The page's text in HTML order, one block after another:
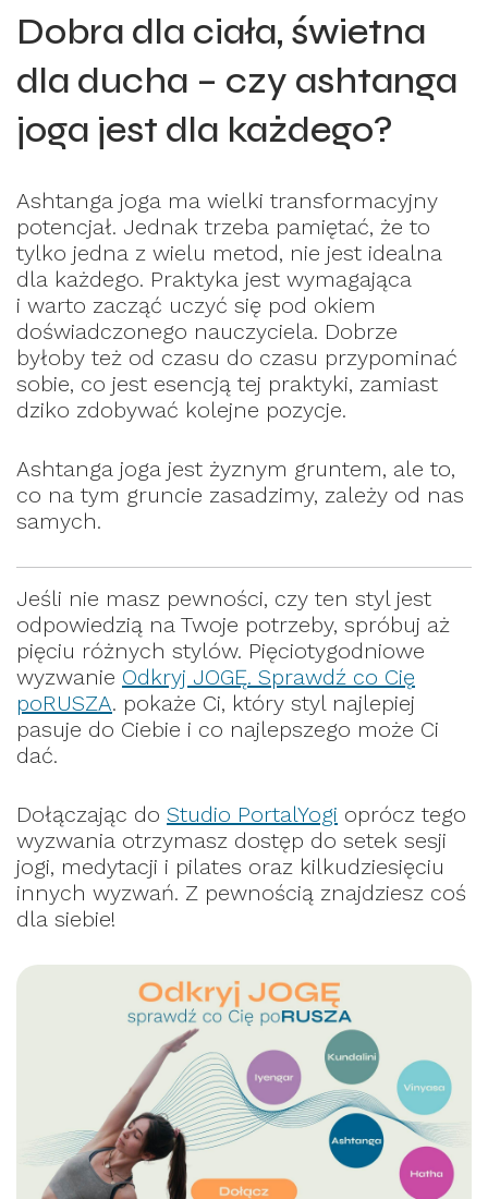
Dobra dla ciała, świetna
dla ducha – czy ashtanga
joga jest dla każdego?
Ashtanga joga ma wielki transformacyjny
potencjał. Jednak trzeba pamiętać, że to
tylko jedna z wielu metod, nie jest idealna
dla każdego. Praktyka jest wymagająca
i warto zacząć uczyć się pod okiem
doświadczonego nauczyciela. Dobrze
byłoby też od czasu do czasu przypominać
sobie, co jest esencją tej praktyki, zamiast
dziko zdobywać kolejne pozycje.
Ashtanga joga jest żyznym gruntem, ale to,
co na tym gruncie zasadzimy, zależy od nas
samych.
Jeśli nie masz pewności, czy ten styl jest
odpowiedzią na Twoje potrzeby, spróbuj aż
pięciu różnych stylów. Pięciotygodniowe
wyzwanie Odkryj JOGĘ. Sprawdź co Cię
poRUSZA. pokaże Ci, który styl najlepiej
pasuje do Ciebie i co najlepszego może Ci
dać.
Dołączając do Studio PortalYogi oprócz tego
wyzwania otrzymasz dostęp do setek sesji
jogi, medytacji i pilates oraz kilkudziesięciu
innych wyzwań. Z pewnością znajdziesz coś
dla siebie!